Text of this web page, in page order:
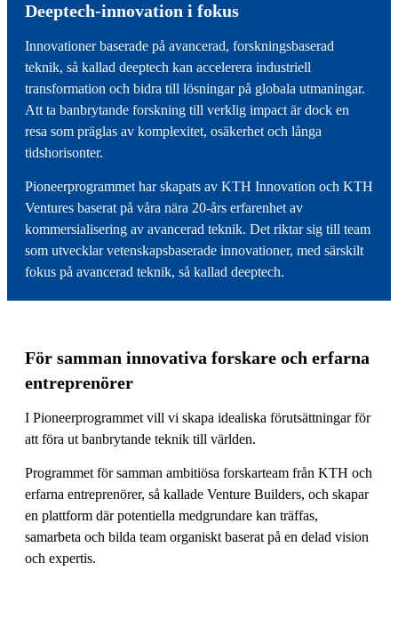
Deeptech-innovation i fokus
Innovationer baserade på avancerad, forskningsbaserad
teknik, så kallad deeptech kan accelerera industriell
transformation och bidra till lösningar på globala utmaningar.
Att ta banbrytande forskning till verklig impact är dock en
resa som präglas av komplexitet, osäkerhet och långa
tidshorisonter.
Pioneerprogrammet har skapats av KTH Innovation och KTH
Ventures baserat på våra nära 20-års erfarenhet av
kommersialisering av avancerad teknik. Det riktar sig till team
som utvecklar vetenskapsbaserade innovationer, med särskilt
fokus på avancerad teknik, så kallad deeptech.
För samman innovativa forskare och erfarna
entreprenörer
I Pioneerprogrammet vill vi skapa idealiska förutsättningar för
att föra ut banbrytande teknik till världen.
Programmet för samman ambitiösa forskarteam från KTH och
erfarna entreprenörer, så kallade Venture Builders, och skapar
en plattform där potentiella medgrundare kan träffas,
samarbeta och bilda team organiskt baserat på en delad vision
och expertis.